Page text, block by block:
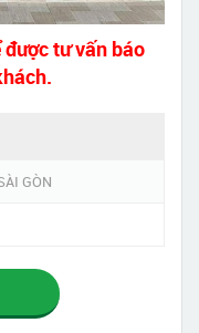
tư vấn báo
GÒN